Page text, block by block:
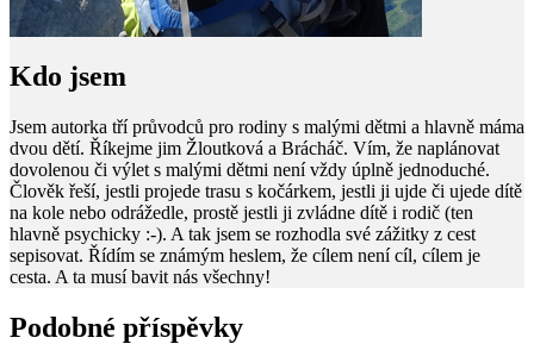
Kdo jsem
Jsem autorka tří průvodců pro rodiny s malými dětmi a hlavně máma
dvou dětí. Říkejme jim Žloutková a Brácháč. Vím, že naplánovat
dovolenou či výlet s malými dětmi není vždy úplně jednoduché.
Člověk řeší, jestli projede trasu s kočárkem, jestli ji ujde či ujede dítě
na kole nebo odrážedle, prostě jestli ji zvládne dítě i rodič (ten
hlavně psychicky :-). A tak jsem se rozhodla své zážitky z cest
sepisovat. Řídím se známým heslem, že cílem není cíl, cílem je
cesta. A ta musí bavit nás všechny!
Podobné příspěvky